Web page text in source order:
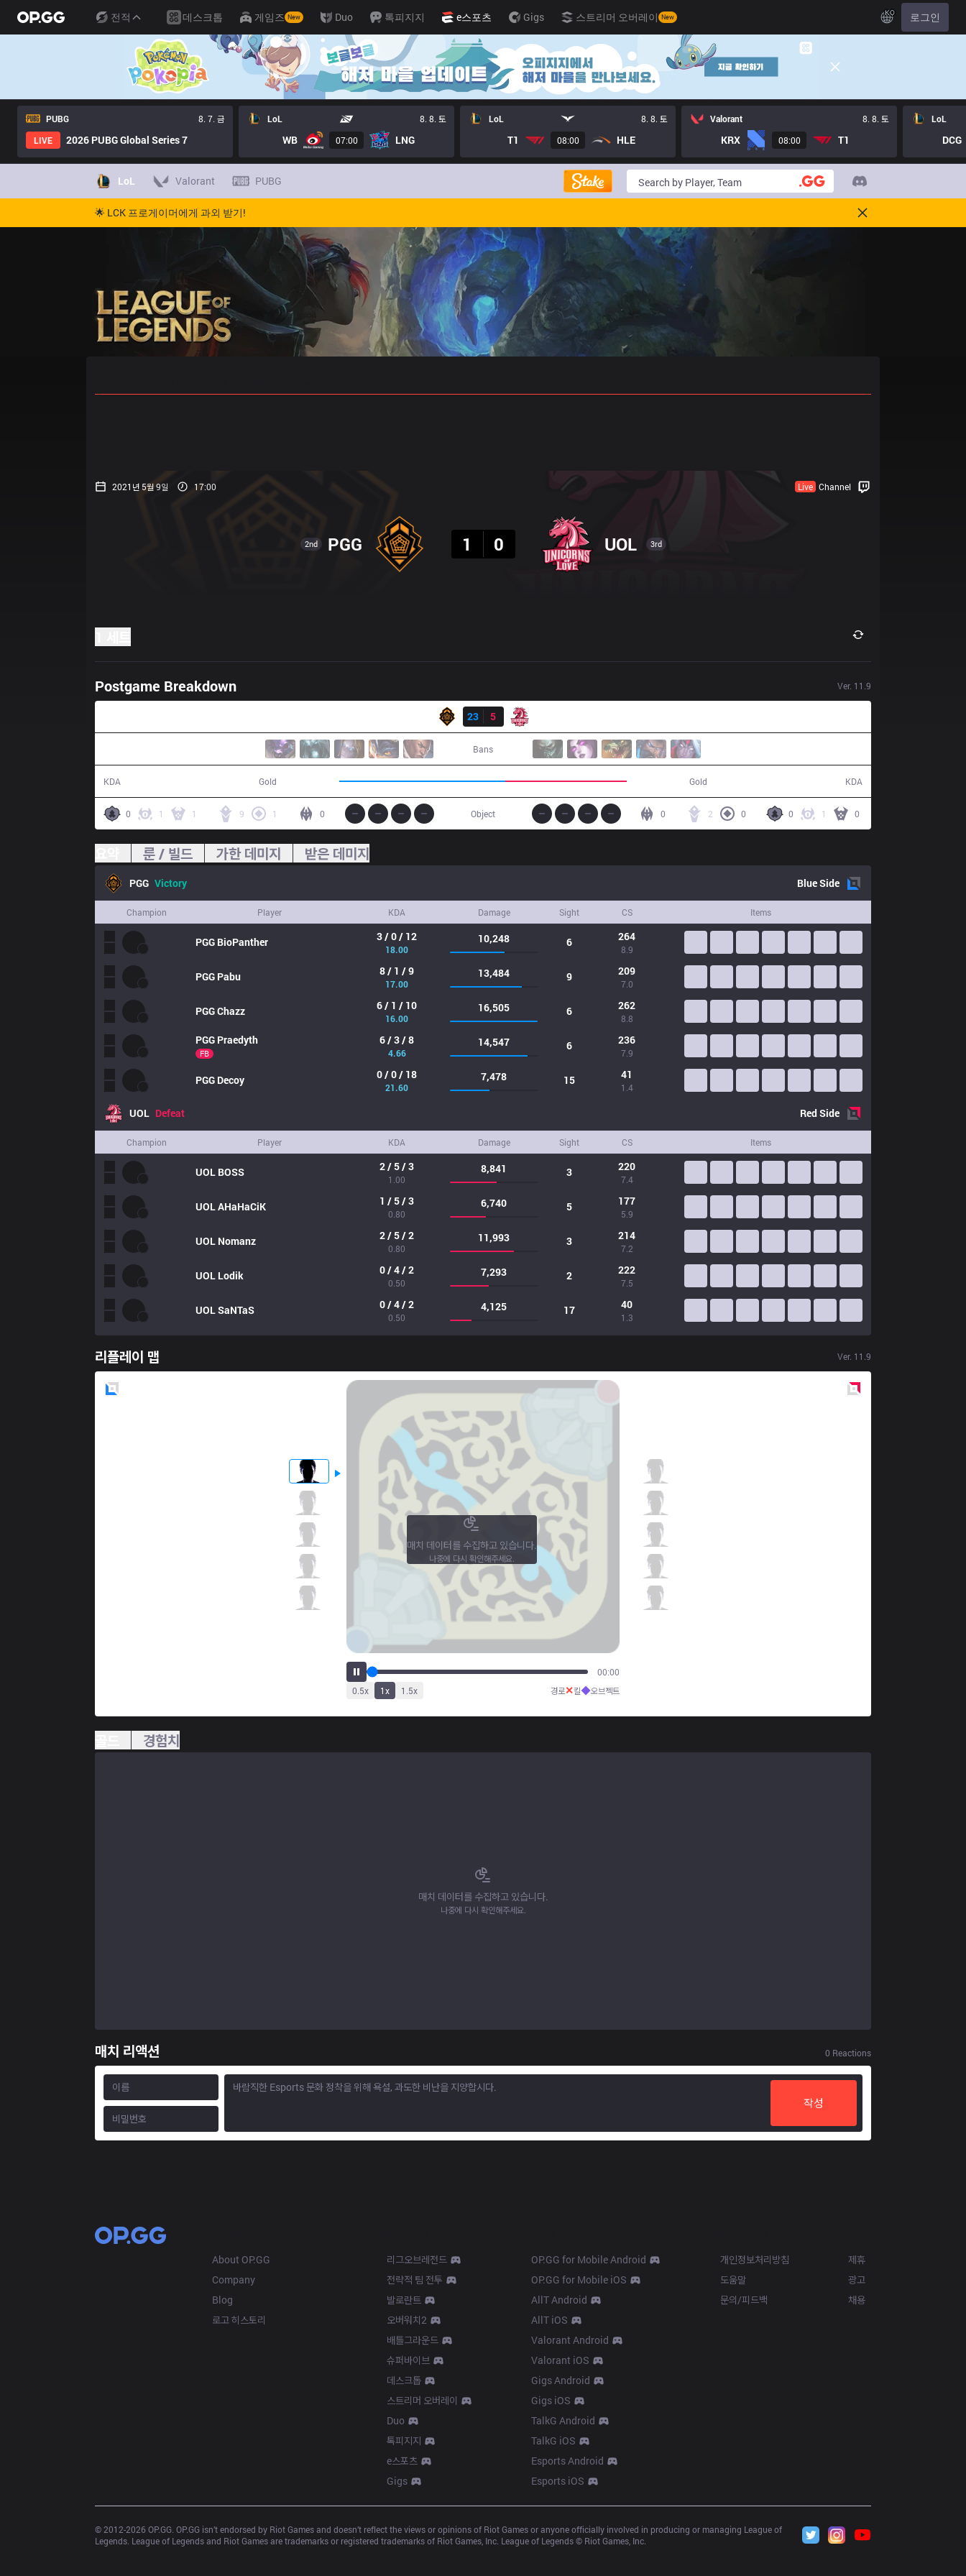
전적 데스크톱 게임즈 New Duo 톡피지지 e스포츠 Gigs 스트리머 오버레이 New KO 로그인
PUBG
8. 7. 금
LIVE
2026 PUBG Global Series 7
LoL 8. 8. 토
WB 07:00 LNG
LoL 8. 8. 토
T1 08:00 HLE
Valorant 8. 8. 토
KRX 08:00 T1
LoL
DCG
LoL Valorant PUBG
🌟 LCK 프로게이머에게 과외 받기!
2021년 5월 9일 17:00 Live Channel
2nd PGG
1
0 UOL 3rd
Postgame Breakdown Ver. 11.9
23
5
Bans
KDA Gold Gold KDA
0 1 1 9 1 0 0 1 0
2 0
0
Object
룬 / 빌드 가한 데미지 받은 데미지
PGG Victory BlueSide
Champion Player KDA Damage Sight CS Items
PGG BioPanther 3 / 0 / 12
18.00
10,248 6 264
8.9
PGG Pabu 8 / 1 / 9
17.00
13,484 9 209
7.0
PGGChazz 6 / 1 / 10
16.00
16,505 6 262
8.8
PGG Praedyth
FB
6 / 3 / 8
4.66
14,547 6 236
7.9
PGG Decoy 0 / 0 / 18
21.60
7,478 15 41
1.4
UOL Defeat RedSide
Champion Player KDA Damage Sight CS Items
UOL BOSS 2 / 5 / 3
1.00
8,841 3 220
7.4
UOLAHaHaCiK 1 / 5 / 3
0.80
6,740 5 177
5.9
UOL Nomanz 2 / 5 / 2
0.80
11,993 3 214
7.2
UOL Lodik 0 / 4 / 2
0.50
7,293 2 222
7.5
UOLSaNTaS 0 / 4 / 2
0.50
4,125 17 40
1.3
리플레이 맵 Ver. 11.9
00:00
0.5x 1x 1.5x 경로✕킬◆오브젝트
매치 데이터를 수집하고 있습니다.
나중에 다시 확인해주세요.
경험치
매치 데이터를 수집하고 있습니다.
나중에 다시 확인해주세요.
매치 리액션 0 Reactions
작성
About OP.GG
Company
Blog
로고 히스토리
리그오브레전드
전략적 팀 전투
발로란트
오버워치2
배틀그라운드
슈퍼바이브
데스크톱
스트리머 오버레이
Duo
톡피지지
e스포츠
Gigs
OP.GG for Mobile Android
OP.GG for Mobile iOS
AllT Android
AllT iOS
Valorant Android
Valorant iOS
Gigs Android
Gigs iOS
TalkG Android
TalkG iOS
Esports Android
Esports iOS
개인정보처리방침
도움말
문의/피드백
제휴
광고
채용
© 2012-2026 OP.GG. OP.GG isn’t endorsed by Riot Games and doesn’t reflect the views or opinions of Riot Games or anyone officially involved in producing or managing League of
Legends. League of Legends and Riot Games are trademarks or registered trademarks of Riot Games, Inc. League of Legends © Riot Games, Inc.